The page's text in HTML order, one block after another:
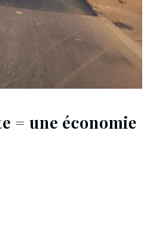
= une économie